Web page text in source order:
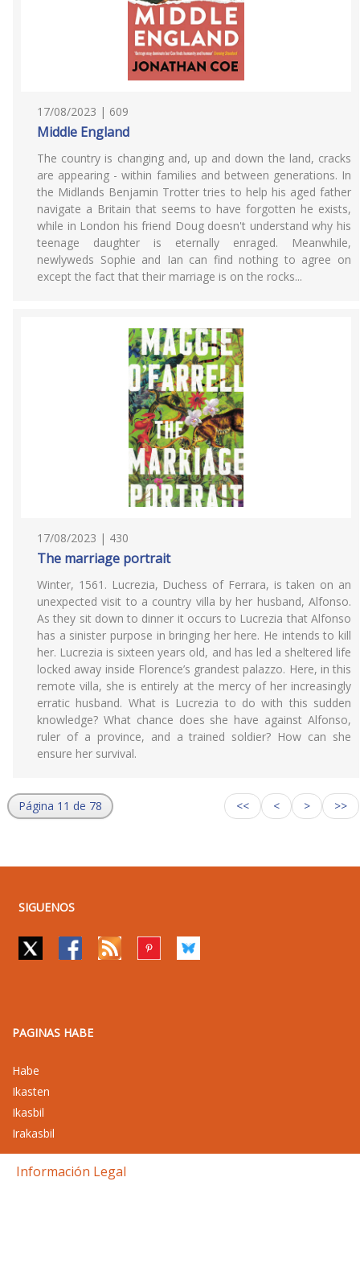
17/08/2023 | 609
Middle England
The country is changing and, up and down the land, cracks
are appearing - within families and between generations. In
the Midlands Benjamin Trotter tries to help his aged father
navigate a Britain that seems to have forgotten he exists,
while in London his friend Doug doesn't understand why his
teenage daughter is eternally enraged. Meanwhile,
newlyweds Sophie and Ian can find nothing to agree on
except the fact that their marriage is on the rocks...
17/08/2023 | 430
The marriage portrait
Winter, 1561. Lucrezia, Duchess of Ferrara, is taken on an
unexpected visit to a country villa by her husband, Alfonso.
As they sit down to dinner it occurs to Lucrezia that Alfonso
has a sinister purpose in bringing her here. He intends to kill
her. Lucrezia is sixteen years old, and has led a sheltered life
locked away inside Florence’s grandest palazzo. Here, in this
remote villa, she is entirely at the mercy of her increasingly
erratic husband. What is Lucrezia to do with this sudden
knowledge? What chance does she have against Alfonso,
ruler of a province, and a trained soldier? How can she
ensure her survival.
Página 11 de 78 << < > >>
SIGUENOS
PAGINAS HABE
Habe
Ikasten
Ikasbil
Irakasbil
Información Legal